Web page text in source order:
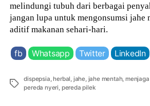
melindungi tubuh dari berbagai
jangan lupa untuk mengonsumsi jahe
aditif makanan sehari-hari.
fb Whatsapp Twitter LinkedIn
Tags
dispepsia,herbal, jahe, jahe mentah,
pereda nyeri, pereda pilek